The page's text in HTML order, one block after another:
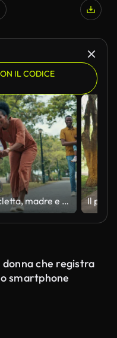
IL CODICE
Bicicletta, madre e bambino imparano ad andare in bicicletta all'aperto nel parco naturale con casco di sicurezza. Donna di famiglia nera che aiuta, spinge e insegna alle ragazze lo sport ciclistico per il tempo, lo sviluppo e l'equilibrio sulla strada
che registra
smartphone